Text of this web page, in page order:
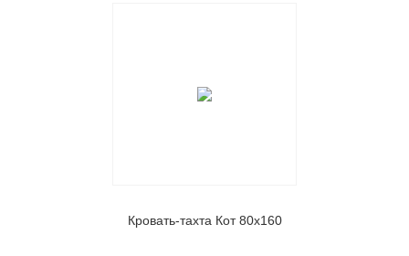
Кровать-тахта Кот 80х160